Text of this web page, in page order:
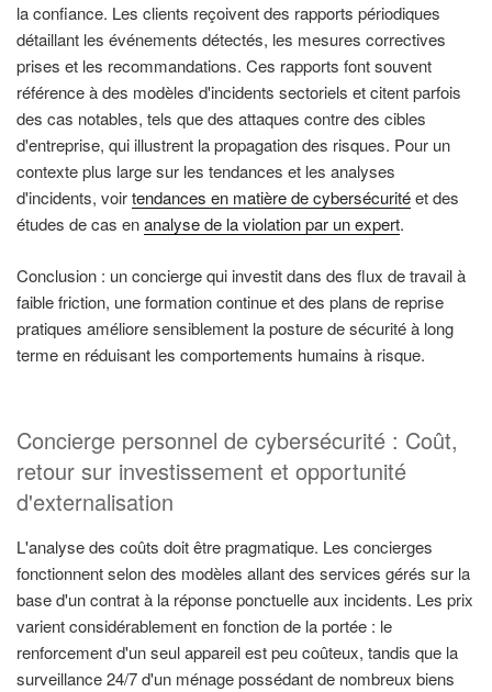
la confiance. Les clients reçoivent des rapports périodiques
détaillant les événements détectés, les mesures correctives
prises et les recommandations. Ces rapports font souvent
référence à des modèles d'incidents sectoriels et citent parfois
des cas notables, tels que des attaques contre des cibles
d'entreprise, qui illustrent la propagation des risques. Pour un
contexte plus large sur les tendances et les analyses
d'incidents, voirtendances en matière de cybersécuritéet des
études de cas enanalyse de la violation par un expert.
Conclusion : un concierge qui investit dans des flux de travail à
faible friction, une formation continue et des plans de reprise
pratiques améliore sensiblement la posture de sécurité à long
terme en réduisant les comportements humains à risque.
Concierge personnel de cybersécurité : Coût,
retour sur investissement et opportunité
d'externalisation
L'analyse des coûts doit être pragmatique. Les concierges
fonctionnent selon des modèles allant des services gérés sur la
base d'un contrat à la réponse ponctuelle aux incidents. Les prix
varient considérablement en fonction de la portée : le
renforcement d'un seul appareil est peu coûteux, tandis que la
surveillance 24/7 d'un ménage possédant de nombreux biens